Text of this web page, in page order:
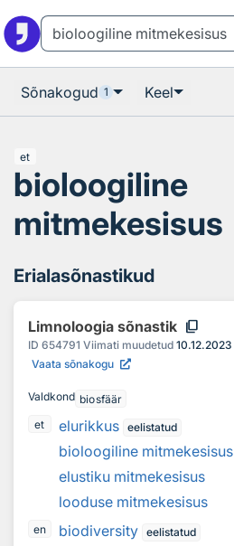
Sõnakogud 1 Keel
et
bioloogiline
mitmekesisus
Erialasõnastikud
Limnoloogia sõnastik content_copy
ID 654791 Viimati muudetud 10.12.2023
Vaata sõnakogu
Valdkond biosfäär
et
elurikkus eelistatud
bioloogiline mitmekesisus
elustiku mitmekesisus
looduse mitmekesisus
en biodiversity eelistatud